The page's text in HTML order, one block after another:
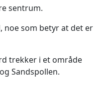
sentrum.
noe som betyr at det er
trekker i et område
Sandspollen.